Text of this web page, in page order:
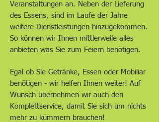
Veranstaltungen an. Neben der Lieferung
des Essens, sind im Laufe der Jahre
weitere Dienstleistungen hinzugekommen.
So können wir Ihnen mittlerweile alles
anbieten was Sie zum Feiern benötigen.
Egal ob Sie Getränke, Essen oder Mobiliar
benötigen - wir helfen Ihnen weiter! Auf
Wunsch übernehmen wir auch den
Komplettservice, damit Sie sich um nichts
mehr zu kümmern brauchen!